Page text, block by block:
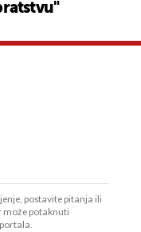
postavite pitanja ili
može potaknuti